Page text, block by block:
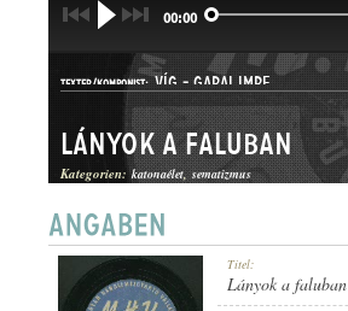
00:00
TEXTER/KOMPONIST: VÍG - GARAI IMRE
GATTUNG:
Lányok a faluban
Kategorien: katonaélet sematizmus
Titel:
Lányok a faluban